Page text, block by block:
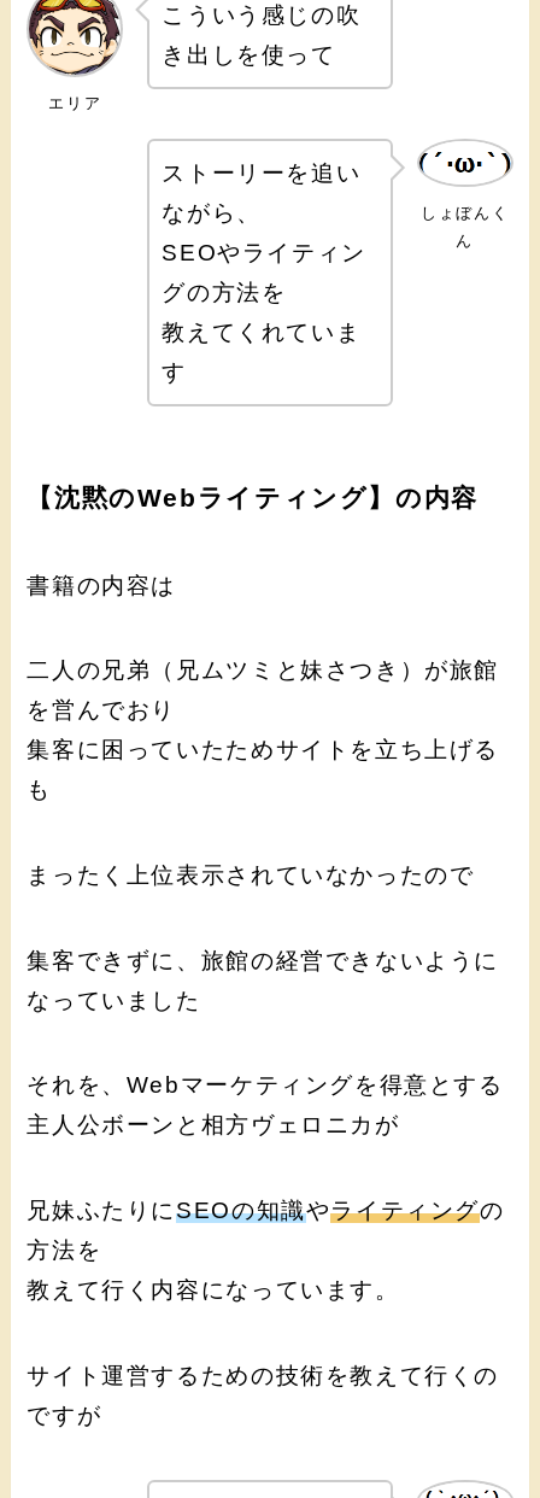
エリア
こういう感じの吹
き出しを使って
しょぼんく
ん
ストーリーを追い
ながら、
SEOやライティン
グの方法を
教えてくれていま
す
【沈黙のWebライティング】の内容
書籍の内容は
二人の兄弟（兄ムツミと妹さつき）が旅館
を営んでおり
集客に困っていたためサイトを立ち上げる
も
まったく上位表示されていなかったので
集客できずに、旅館の経営できないように
なっていました
それを、Webマーケティングを得意とする
主人公ボーンと相方ヴェロニカが
兄妹ふたりにSEOの知識やライティングの
方法を
教えて行く内容になっています。
サイト運営するための技術を教えて行くの
ですが